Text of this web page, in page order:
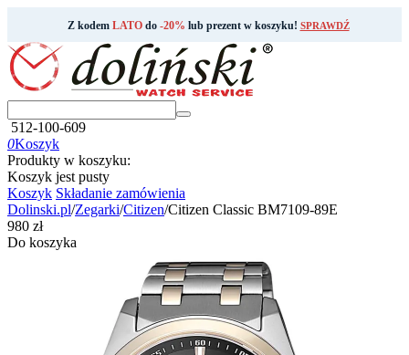
Z kodem LATOdo -20% lub prezent w koszyku! SPRAWDŹ
512-100-609
0Koszyk
Produkty w koszyku:
Koszyk jest pusty
Koszyk Składanie zamówienia
Dolinski.pl/Zegarki/Citizen/Citizen Classic BM7109-89E
‍980‍ zł
Do koszyka